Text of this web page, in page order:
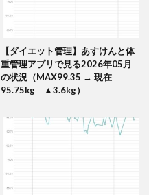
【ダイエット管理】あすけんと体
重管理アプリで見る2026年05月
の状況（MAX99.35 → 現在
95.75kg ▲3.6kg）